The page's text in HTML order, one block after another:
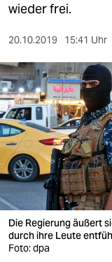
kultur
sport
berlin
nord
wahrheit
verlag
verlag
veranstaltungen
shop
wieder frei.
20.10.2019 15:41 Uhr
Die Regierung äußert
durch ihre Leute
Foto: dpa